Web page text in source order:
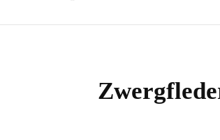
Taufe / Taufgottesdienst